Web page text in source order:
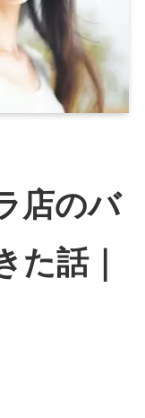
店のバ
た話｜